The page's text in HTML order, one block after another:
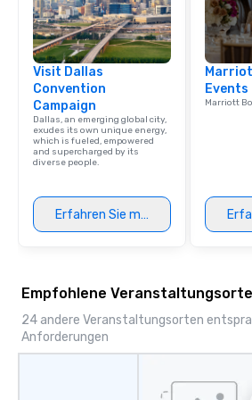
Visit Dallas
Convention
Campaign
Dallas, an emerging global city,
exudes its own unique energy,
which is fueled, empowered
and supercharged by its
diverse people.
Erfahren Sie mehr
Events
Marriott
Empfohlene Veranstaltungsorte
24 andere Veranstaltungsorten
Anforderungen